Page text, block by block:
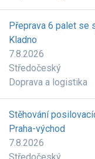
Přeprava 6 palet se
Kladno
7.8.2026
Středočeský
Doprava a logistika
Stěhování
Praha-východ
7.8.2026